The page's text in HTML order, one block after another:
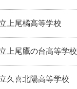
上尾橘高等学校
上尾鷹の台高等学校
久喜北陽高等学校